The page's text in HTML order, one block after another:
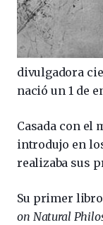
divulgadora
nació un 1 de
Casada con el
introdujo en
realizaba sus
Su primer
on Natural